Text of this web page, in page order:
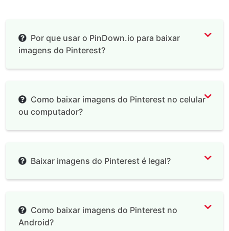
Por que usar o PinDown.io para baixar
imagens do Pinterest?
Como baixar imagens do Pinterest no celular
ou computador?
Baixar imagens do Pinterest é legal?
Como baixar imagens do Pinterest no
Android?